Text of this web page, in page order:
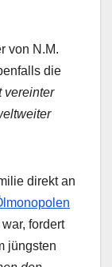
von N.M.
die
vereinter
direkt an
fordert
jüngsten